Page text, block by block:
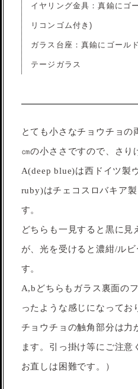
イヤリング金具：真鍮にゴ
リコンゴム付き)
ガラス台座：真鍮にゴール
テージガラス
とても小さなチョウチョの
㎝の小ささですので、さり
A(deep blue)は西ドイツ製
ruby)はチェコスロバキア
す。
どちらも一見すると黒に見
が、光を受けると濃紺/ル
す。
A,bどちらもガラス裏面の
ったような感じになってお
チョウチョの触角部分は力
ます。引っ掛け等にご注
お直しは困難です。）